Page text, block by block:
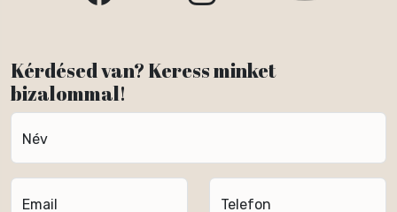
Kérdésed van? Keress minket
bizalommal!
Név
Email Telefon